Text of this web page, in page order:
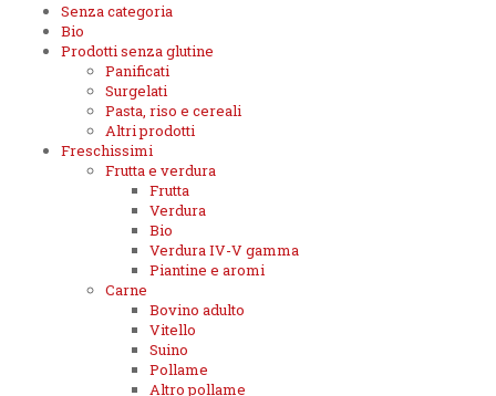
Senza categoria
Bio
Prodotti senza glutine
Panificati
Surgelati
Pasta, riso e cereali
Altri prodotti
Freschissimi
Frutta e verdura
Frutta
Verdura
Bio
Verdura IV-V gamma
Piantine e aromi
Carne
Bovino adulto
Vitello
Suino
Pollame
Altro pollame